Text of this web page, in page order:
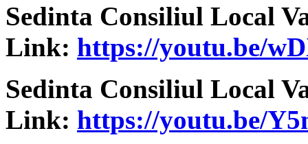
Sedinta Consiliul Local
Link: https://youtu.be/
Sedinta Consiliul Local
Link: https://youtu.be/